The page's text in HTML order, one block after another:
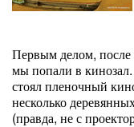
Первым делом, после
мы попали в
стоял пленочный
несколько
(правда, не с